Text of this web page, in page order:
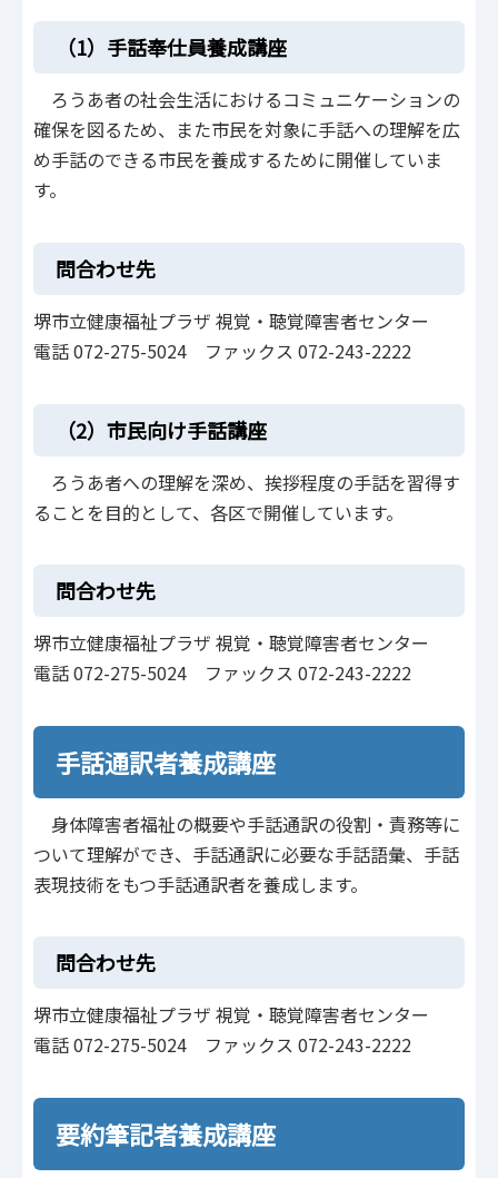
（1）手話奉仕員養成講座
ろうあ者の社会生活におけるコミュニケーションの
確保を図るため、また市民を対象に手話への理解を広
め手話のできる市民を養成するために開催していま
す。
問合わせ先
堺市立健康福祉プラザ 視覚・聴覚障害者センター
電話 072-275-5024 ファックス 072-243-2222
（2）市民向け手話講座
ろうあ者への理解を深め、挨拶程度の手話を習得す
ることを目的として、各区で開催しています。
問合わせ先
堺市立健康福祉プラザ 視覚・聴覚障害者センター
電話 072-275-5024 ファックス 072-243-2222
手話通訳者養成講座
身体障害者福祉の概要や手話通訳の役割・責務等に
ついて理解ができ、手話通訳に必要な手話語彙、手話
表現技術をもつ手話通訳者を養成します。
問合わせ先
堺市立健康福祉プラザ 視覚・聴覚障害者センター
電話 072-275-5024 ファックス 072-243-2222
要約筆記者養成講座